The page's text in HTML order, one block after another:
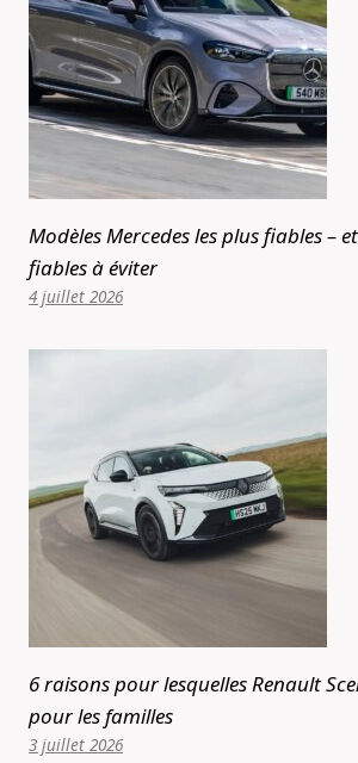
Modèles Mercedes les plus fiables –
fiables à éviter
4 juillet 2026
6 raisons pour lesquelles Renault
pour les familles
3 juillet 2026